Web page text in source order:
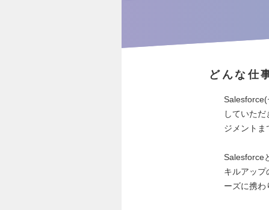
どんな仕
Salesforce(
していた
ジメントま
Salesforce
キルアップ
ーズに携わ